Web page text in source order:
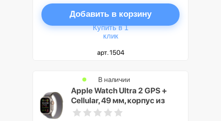
Добавить в корзину
Купить в 1
клик
арт. 1504
Apple Watch Ultra 2 GPS +
Cellular, 49 мм, корпус из
титана, ремешок Trail
В наличии